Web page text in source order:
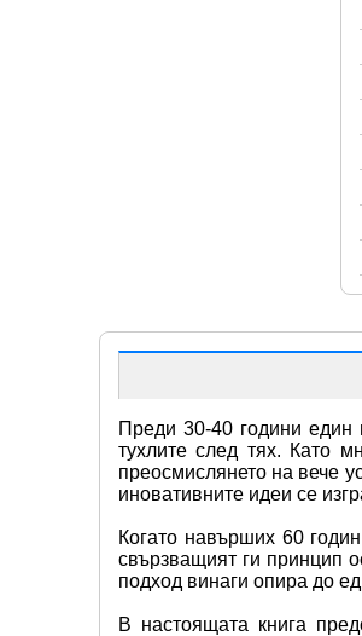
Преди 30-40 години един
тухлите след тях. Като
преосмислянето на вече
иновативните идеи се
Когато навърших 60
свързващият ги принцип
подход винаги опира до
В настоящата книга